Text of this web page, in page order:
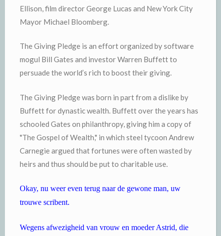
Ellison, film director George Lucas and New York City
Mayor Michael Bloomberg.
The Giving Pledge is an effort organized by software
mogul Bill Gates and investor Warren Buffett to
persuade the world’s rich to boost their giving.
The Giving Pledge was born in part from a dislike by
Buffett for dynastic wealth. Buffett over the years has
schooled Gates on philanthropy, giving him a copy of
"The Gospel of Wealth," in which steel tycoon Andrew
Carnegie argued that fortunes were often wasted by
heirs and thus should be put to charitable use.
Okay, nu weer even terug naar de gewone man, uw
trouwe scribent.
Wegens afwezigheid van vrouw en moeder Astrid, die